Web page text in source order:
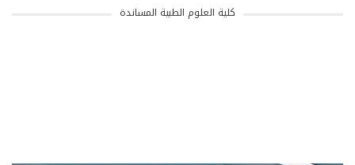
كلية العلوم الطبية المساندة